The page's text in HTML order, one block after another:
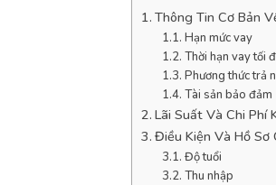
Thông Tin Cơ Bản
Hạn mức vay
Thời hạn vay tối
Phương thức trả
Tài sản bảo đảm
Lãi Suất Và Chi Phí
Điều Kiện Và Hồ Sơ
Độ tuổi
Thu nhập